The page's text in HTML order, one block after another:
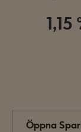
1,15
Öppna